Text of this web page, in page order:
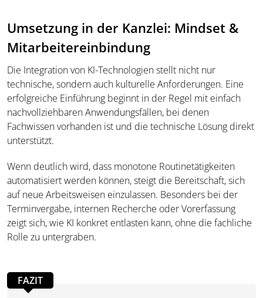
Umsetzung in der Kanzlei: Mindset &
Mitarbeitereinbindung
Die Integration von KI-Technologien stellt nicht nur
technische, sondern auch kulturelle Anforderungen. Eine
erfolgreiche Einführung beginnt in der Regel mit einfach
nachvollziehbaren Anwendungsfällen, bei denen
Fachwissen vorhanden ist und die technische Lösung direkt
unterstützt.
Wenn deutlich wird, dass monotone Routinetätigkeiten
automatisiert werden können, steigt die Bereitschaft, sich
auf neue Arbeitsweisen einzulassen. Besonders bei der
Terminvergabe, internen Recherche oder Vorerfassung
zeigt sich, wie KI konkret entlasten kann, ohne die fachliche
Rolle zu untergraben.
FAZIT